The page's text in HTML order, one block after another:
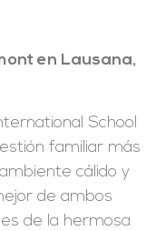
en Lausana,
School
familiar más
cálido y
de ambos
de la hermosa